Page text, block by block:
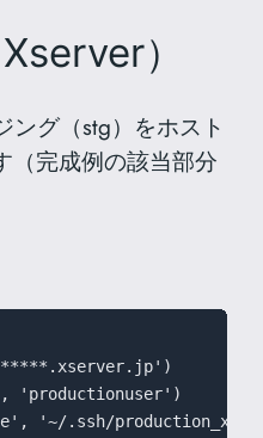
）
グ（stg）をホスト
（完成例の該当部分
'productionuser')
'~/.ssh/